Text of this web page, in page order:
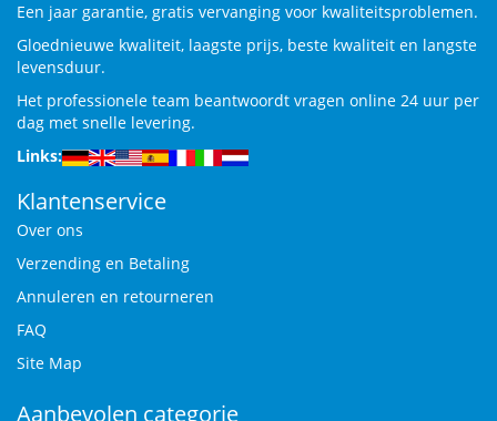
Een jaar garantie, gratis vervanging voor kwaliteitsproblemen.
Gloednieuwe kwaliteit, laagste prijs, beste kwaliteit en langste
levensduur.
Het professionele team beantwoordt vragen online 24 uur per
dag met snelle levering.
Links:
Klantenservice
Over ons
Verzending en Betaling
Annuleren en retourneren
FAQ
Site Map
Aanbevolen categorie